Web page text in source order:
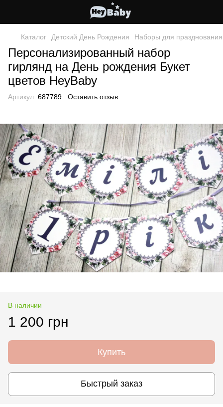
Каталог Детский День Рождения Наборы для
Персонализированный набор
гирлянд на День рождения Букет
цветов HeyBaby
Артикул: 687789 Оставить отзыв
В наличии
1 200 грн
Купить
Быстрый заказ